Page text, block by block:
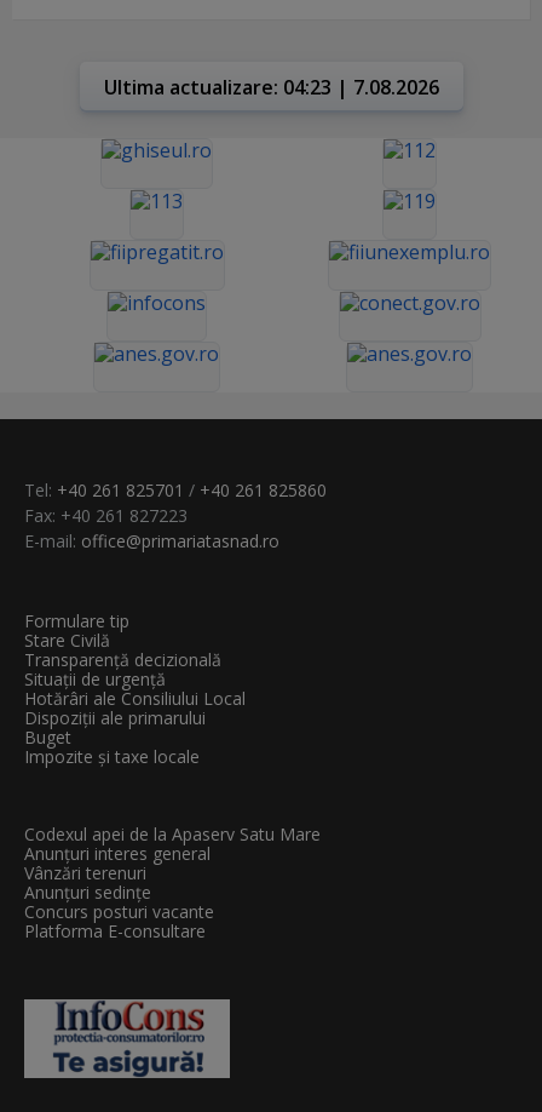
Ultima actualizare: 04:23 | 7.08.2026
Tel: +40 261 825701 / +40 261 825860
Fax: +40 261 827223
E-mail: office@primariatasnad.ro
Formulare tip
Stare Civilă
Transparenţă decizională
Situații de urgență
Hotărâri ale Consiliului Local
Dispoziții ale primarului
Buget
Impozite și taxe locale
Codexul apei de la Apaserv Satu Mare
Anunțuri interes general
Vânzări terenuri
Anunțuri sedințe
Concurs posturi vacante
Platforma E-consultare